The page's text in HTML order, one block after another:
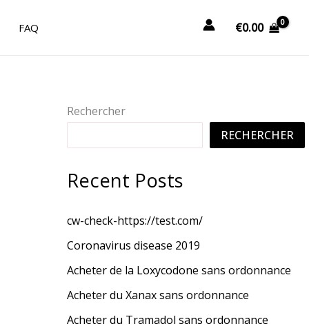
FAQ €0.00
Rechercher
RECHERCHER
Recent Posts
cw-check-https://test.com/
Coronavirus disease 2019
Acheter de la Loxycodone sans ordonnance
Acheter du Xanax sans ordonnance
Acheter du Tramadol sans ordonnance